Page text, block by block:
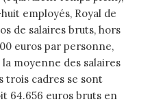
employés, Royal de
de salaires bruts, hors
euros par personne,
moyenne des salaires
trois cadres se sont
64.656 euros bruts en